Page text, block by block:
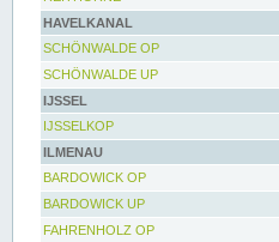
HAVELKANAL
SCHÖNWALDE OP
SCHÖNWALDE UP
IJSSEL
IJSSELKOP
ILMENAU
BARDOWICK OP
BARDOWICK UP
FAHRENHOLZ OP